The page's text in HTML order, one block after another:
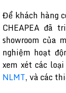
Để khách hàng
CHEAPEA đã
showroom của
nghiệm hoạt
xem xét các loại
NLMT, và các